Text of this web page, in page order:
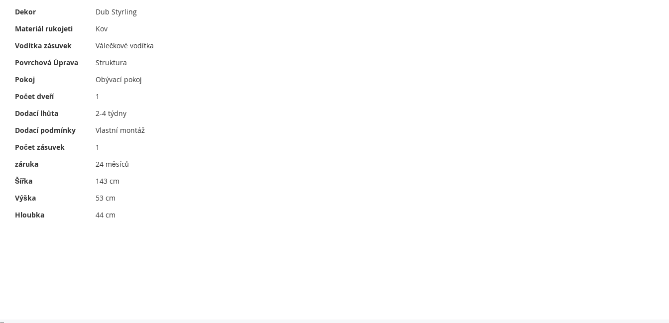
Dekor
Dub Styrling
Materiál rukojeti
Kov
Vodítka zásuvek
Válečkové vodítka
Povrchová Úprava
Struktura
Pokoj
Obývací pokoj
Počet dveří
1
Dodací lhůta
2-4 týdny
Dodací podmínky
Vlastní montáž
Počet zásuvek
1
záruka
24 měsíců
Šířka
143 cm
Výška
53 cm
Hloubka
44 cm